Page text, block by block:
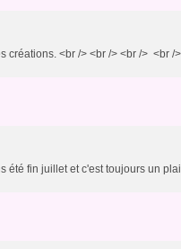
créations. <br /> <br /> <br /> <br />
été fin juillet et c'est toujours un